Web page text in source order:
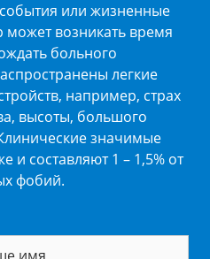
или жизненные
может возникать время
больного
легкие
например, страх
высоты, большого
значимые
и составляют 1 – 1,5% от
фобий.